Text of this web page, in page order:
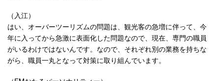
（入江）
はい、オーバーツーリズムの問題は、観光客の急増に伴って、今
年に入ってから急激に表面化した問題なので、現在、専門の職員
がいるわけではないんです。なので、それぞれ別の業務を持ちな
がら、職員一丸となって対策に取り組んでいます。